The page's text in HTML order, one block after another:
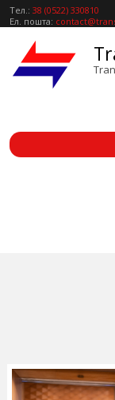
Тел.: 38 (0522) 330810
Ел. пошта: